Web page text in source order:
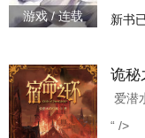
游戏 / 连载
明本
各样
到武
想，
新书
诡秘
爱潜
“ />